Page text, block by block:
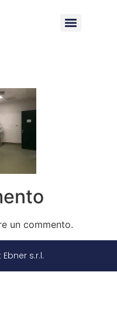
un commento.
s.r.l.